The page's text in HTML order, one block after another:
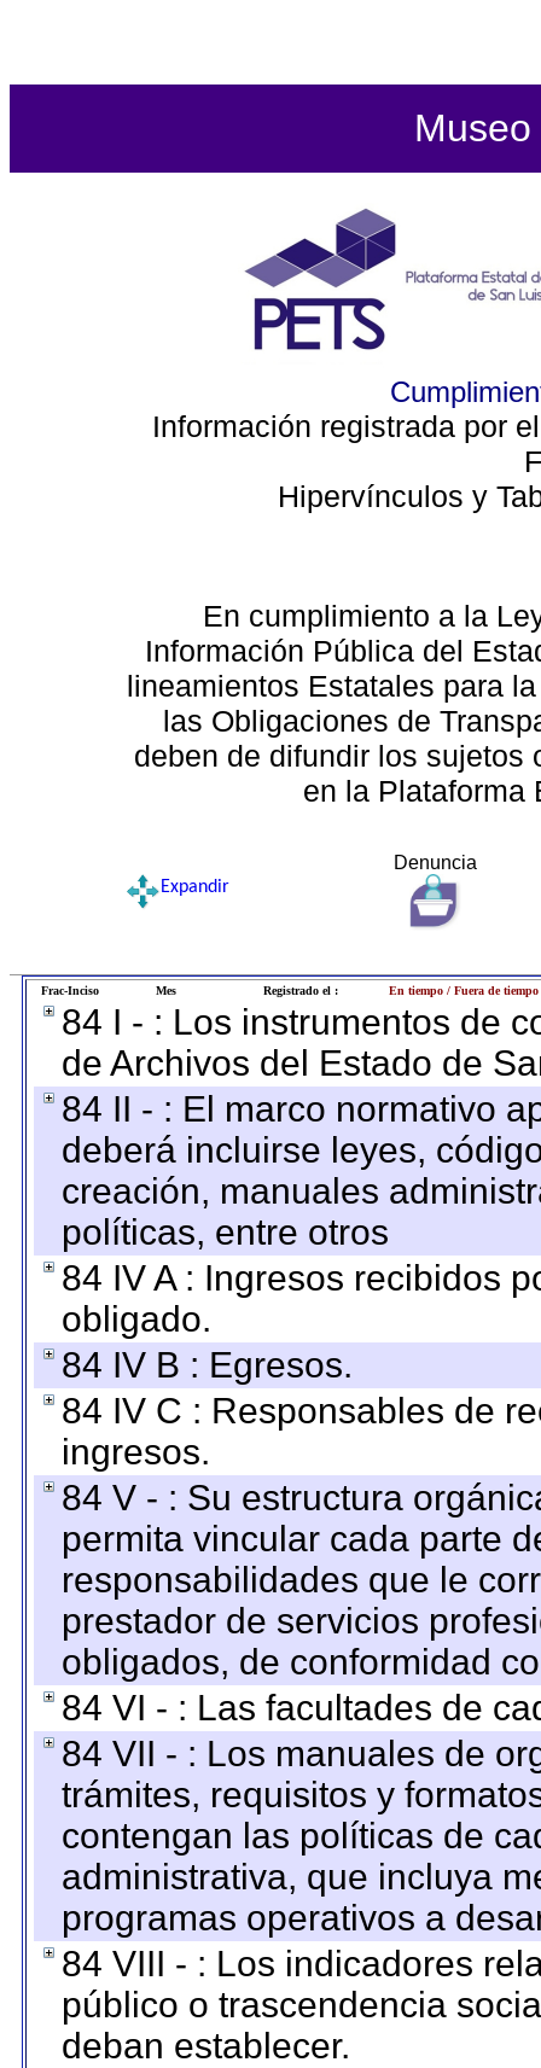
Información registrada por
Hipervínculos y
En cumplimiento a la
Información Pública del
lineamientos Estatales para
las Obligaciones de
deben de difundir los sujetos
en la Plataforma
Denuncia
Expandir
Frac-Inciso Mes Registrado el : En tiempo / Fuera de tiempo
84 I - : Los instrumentos de
de Archivos del Estado de
84 II - : El marco normativo
deberá incluirse leyes,
creación, manuales
políticas, entre otros
84 IV A : Ingresos recibidos
obligado.
84 IV B : Egresos.
84 IV C : Responsables de
ingresos.
84 V - : Su estructura
permita vincular cada parte
responsabilidades que le
prestador de servicios
obligados, de conformidad
84 VI - : Las facultades de
84 VII - : Los manuales de
trámites, requisitos y
contengan las políticas de
administrativa, que incluya
programas operativos a
84 VIII - : Los indicadores
público o trascendencia
deban establecer.